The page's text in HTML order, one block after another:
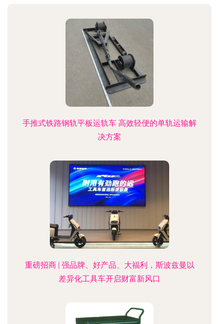
手推式铁路钢轨平板运轨车 高效轻便的单轨运输解
决方案
重磅招商 | 强品牌、好产品、大福利，斯波兹曼以
差异化工具车开启财富新风口